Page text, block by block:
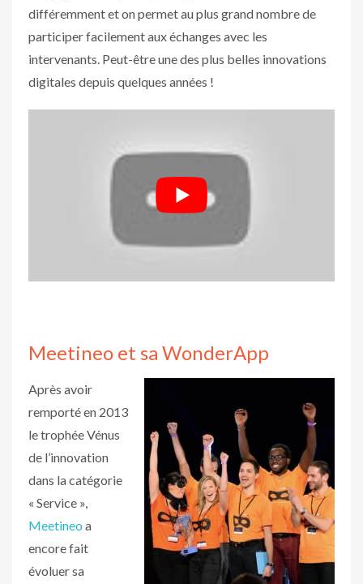
différemment et on permet au plus grand nombre de
participer facilement aux échanges avec les
intervenants. Peut-être une des plus belles innovations
digitales depuis quelques années !
Meetineo et sa WonderApp
Après avoir
remporté en 2013
le trophée Vénus
de l’innovation
dans la catégorie
« Service »,
Meetineo a
encore fait
évoluer sa